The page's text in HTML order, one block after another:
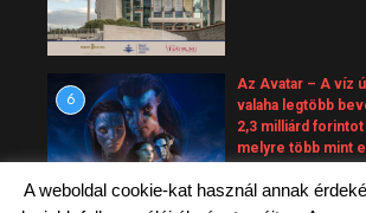
6
Az Avatar – A víz
valaha legtöbb
2,3 milliárd
melyre több mint
2023.10.01.
A weboldal cookie-kat használ annak